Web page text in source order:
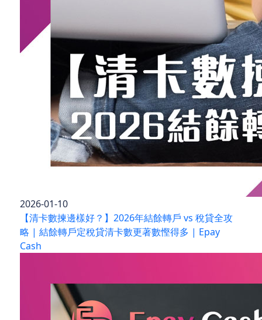
2026-01-10
【清卡數揀邊樣好？】2026年結餘轉戶 vs 稅貸全攻
略 | 結餘轉戶定稅貸清卡數更著數慳得多 | Epay
Cash